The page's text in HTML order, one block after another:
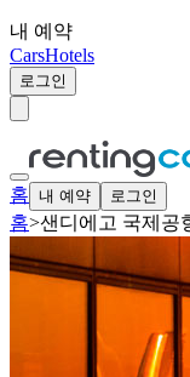
내 예약
CarsHotels
로그인
홈 내 예약 로그인
홈>샌디에고 국제공